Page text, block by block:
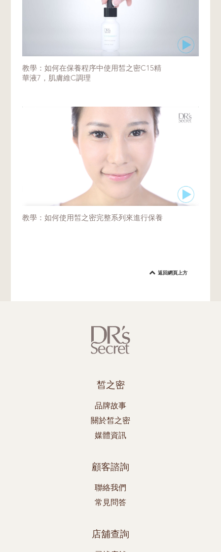
教學：如何在保養程序中使用皙之密C15精
華液7，肌膚維C調理
教學：如何使用皙之密完整系列來進行保養
返回網頁上方
皙之密
品牌故事
關於皙之密
媒體資訊
顧客諮詢
聯絡我們
常見問答
店舖查詢